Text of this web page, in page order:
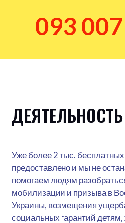
093
Уже более 2 тыс.
предоставлено и мы не
помогаем людям
мобилизации и призыва в
Украины, возмещения
социальных гарантий